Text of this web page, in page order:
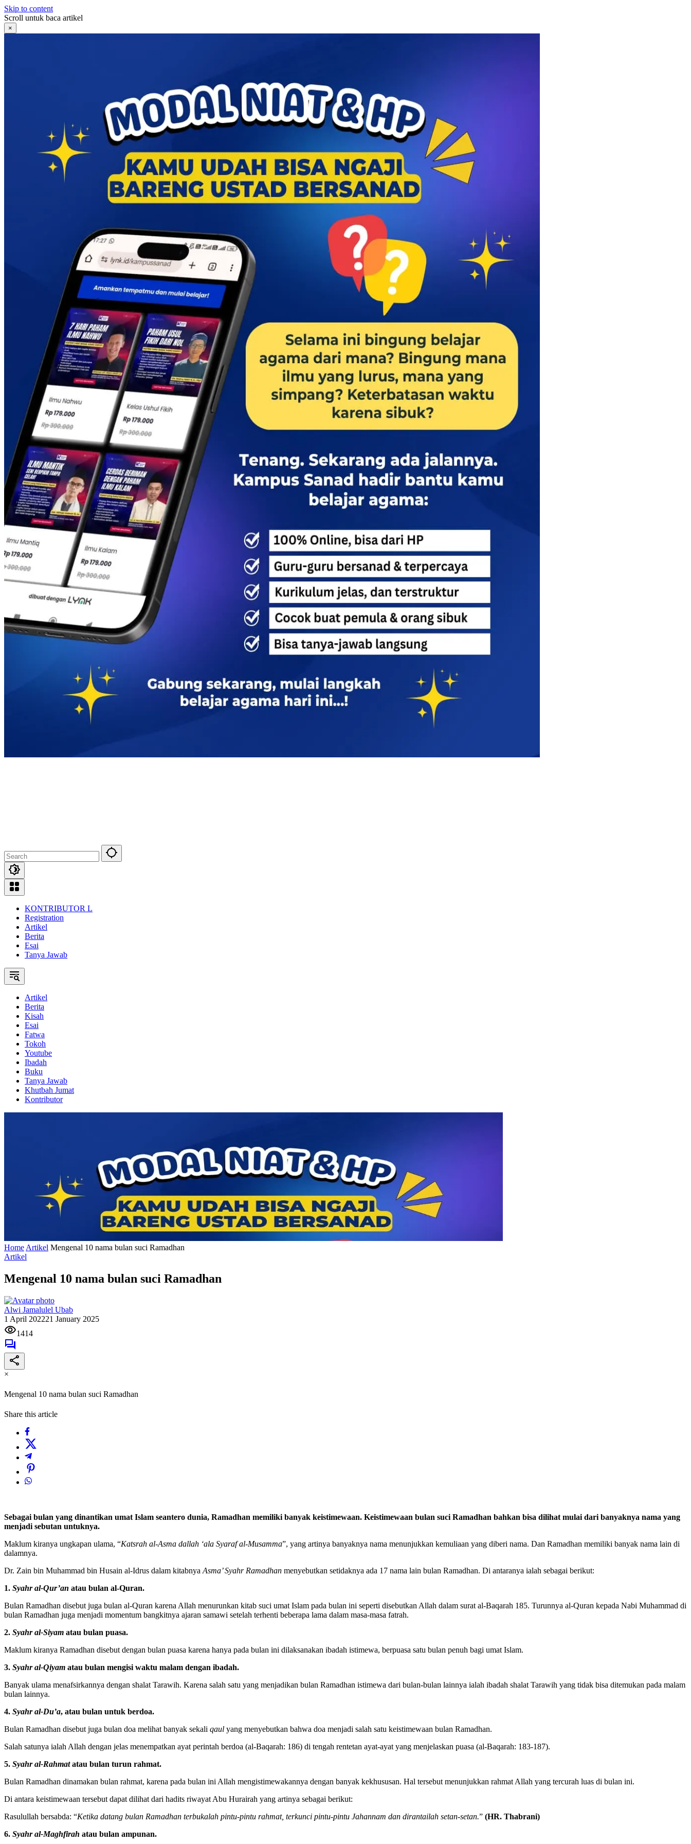
Skip to content
Scroll untuk baca artikel
×
KONTRIBUTOR L
Registration
Artikel
Berita
Esai
Tanya Jawab
Artikel
Berita
Kisah
Esai
Fatwa
Tokoh
Youtube
Ibadah
Buku
Tanya Jawab
Khutbah Jumat
Kontributor
Home Artikel Mengenal 10 nama bulan suci Ramadhan
Artikel
Mengenal 10 nama bulan suci Ramadhan
Alwi Jamalulel Ubab
1 April 202221 January 2025
1414
×
Mengenal 10 nama bulan suci Ramadhan
Share this article
Sebagai bulan yang dinantikan umat Islam seantero dunia, Ramadhan memiliki banyak keistimewaan. Keistimewaan bulan suci Ramadhan bahkan bisa dilihat mulai dari banyaknya nama yang
menjadi sebutan untuknya.
Maklum kiranya ungkapan ulama, “Katsrah al-Asma dallah ‘ala Syaraf al-Musamma”, yang artinya banyaknya nama menunjukkan kemuliaan yang diberi nama. Dan Ramadhan memiliki banyak nama lain di
dalamnya.
Dr. Zain bin Muhammad bin Husain al-Idrus dalam kitabnya Asma’ Syahr Ramadhan menyebutkan setidaknya ada 17 nama lain bulan Ramadhan. Di antaranya ialah sebagai berikut:
1. Syahr al-Qur’an atau bulan al-Quran.
Bulan Ramadhan disebut juga bulan al-Quran karena Allah menurunkan kitab suci umat Islam pada bulan ini seperti disebutkan Allah dalam surat al-Baqarah 185. Turunnya al-Quran kepada Nabi Muhammad di
bulan Ramadhan juga menjadi momentum bangkitnya ajaran samawi setelah terhenti beberapa lama dalam masa-masa fatrah.
2. Syahr al-Siyam atau bulan puasa.
Maklum kiranya Ramadhan disebut dengan bulan puasa karena hanya pada bulan ini dilaksanakan ibadah istimewa, berpuasa satu bulan penuh bagi umat Islam.
3. Syahr al-Qiyam atau bulan mengisi waktu malam dengan ibadah.
Banyak ulama menafsirkannya dengan shalat Tarawih. Karena salah satu yang menjadikan bulan Ramadhan istimewa dari bulan-bulan lainnya ialah ibadah shalat Tarawih yang tidak bisa ditemukan pada malam
bulan lainnya.
4. Syahr al-Du’a, atau bulan untuk berdoa.
Bulan Ramadhan disebut juga bulan doa melihat banyak sekali qaul yang menyebutkan bahwa doa menjadi salah satu keistimewaan bulan Ramadhan.
Salah satunya ialah Allah dengan jelas menempatkan ayat perintah berdoa (al-Baqarah: 186) di tengah rentetan ayat-ayat yang menjelaskan puasa (al-Baqarah: 183-187).
5. Syahr al-Rahmatatau bulan turun rahmat.
Bulan Ramadhan dinamakan bulan rahmat, karena pada bulan ini Allah mengistimewakannya dengan banyak kekhususan. Hal tersebut menunjukkan rahmat Allah yang tercurah luas di bulan ini.
Di antara keistimewaan tersebut dapat dilihat dari hadits riwayat Abu Hurairah yang artinya sebagai berikut:
Rasulullah bersabda: “Ketika datang bulan Ramadhan terbukalah pintu-pintu rahmat, terkunci pintu-pintu Jahannam dan dirantailah setan-setan.” (HR. Thabrani)
6. Syahr al-Maghfirah atau bulan ampunan.